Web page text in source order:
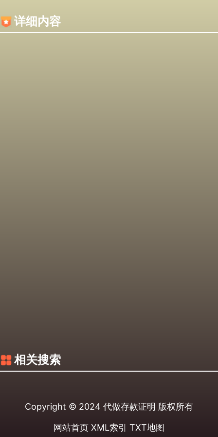
详细内容
相关搜索
Copyright © 2024 代做存款证明 版权所有
网站首页 XML索引 TXT地图